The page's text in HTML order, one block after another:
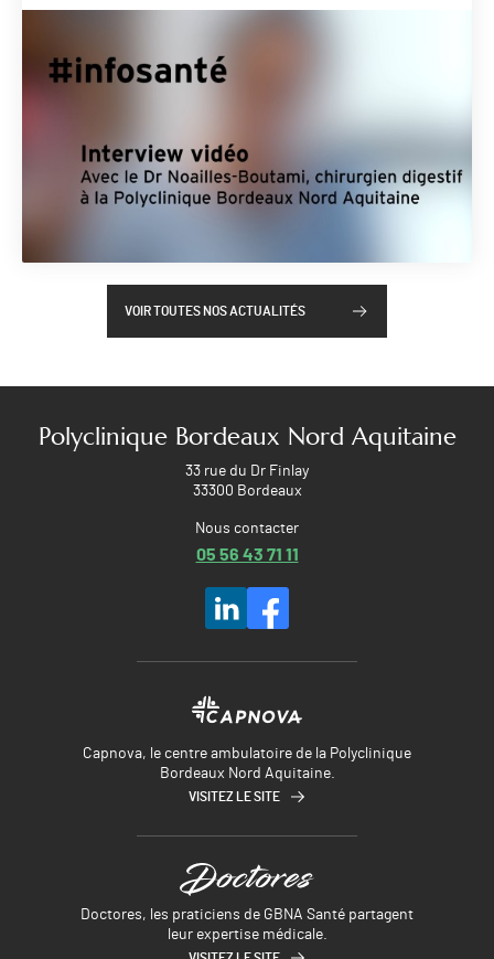
VOIR TOUTES NOS ACTUALITÉS
Polyclinique Bordeaux Nord Aquitaine
33 rue du Dr Finlay
33300 Bordeaux
Nous contacter
05 56 43 71 11
Capnova, le centre ambulatoire de la Polyclinique
Bordeaux Nord Aquitaine.
VISITEZ LE SITE
Doctores, les praticiens de GBNA Santé partagent
leur expertise médicale.